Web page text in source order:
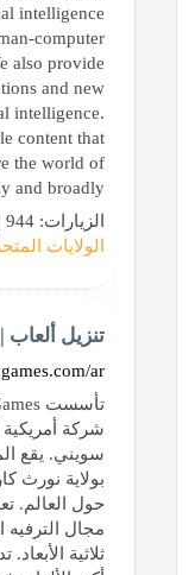
intelligence
computer
also provide
and new
intelligence.
content that
the world of
and broadly.
الزيارات: 944 | التقييم: 5 | المقيّمين: 1 | الدولة:
الولايات
تنزيل ألعاب | Epic Games Store
ar
شركة
سويني. يقع
مجال الترفيه